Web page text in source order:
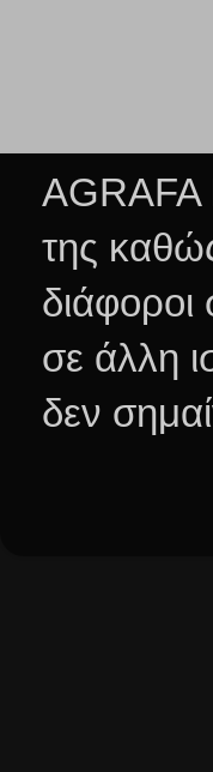
AGRAFA
της
σε άλλη
δεν